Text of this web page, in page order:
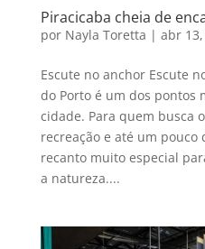
Piracicaba cheia de
por Nayla Toretta | abr
Escute no anchor Escute
do Porto é um dos pontos
cidade. Para quem busca
recreação e até um pouco
recanto muito especial
a natureza....